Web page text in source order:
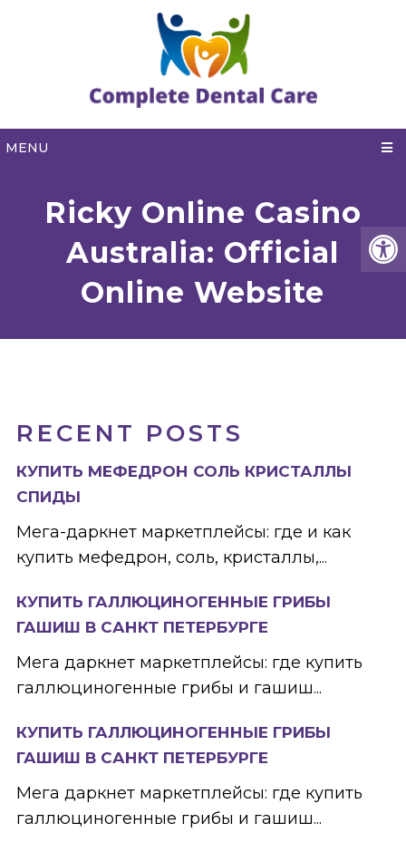
MENU
Ricky Online Casino
Australia: Official
Online Website
RECENT POSTS
КУПИТЬ МЕФЕДРОН СОЛЬ КРИСТАЛЛЫ
СПИДЫ
Мега-даркнет маркетплейсы: где и как
купить мефедрон, соль, кристаллы,...
КУПИТЬ ГАЛЛЮЦИНОГЕННЫЕ ГРИБЫ
ГАШИШ В САНКТ ПЕТЕРБУРГЕ
Мега даркнет маркетплейсы: где купить
галлюциногенные грибы и гашиш...
КУПИТЬ ГАЛЛЮЦИНОГЕННЫЕ ГРИБЫ
ГАШИШ В САНКТ ПЕТЕРБУРГЕ
Мега даркнет маркетплейсы: где купить
галлюциногенные грибы и гашиш...